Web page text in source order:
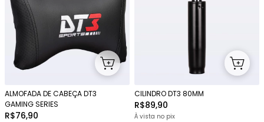
ALMOFADA DE CABEÇA DT3
GAMING SERIES
R$76,90
CILINDRO DT3 80MM
R$89,90
À vista no pix